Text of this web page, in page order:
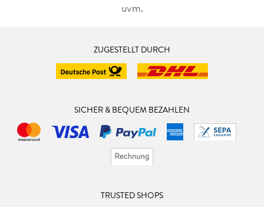
uvm.
ZUGESTELLT DURCH
SICHER & BEQUEM BEZAHLEN
TRUSTED SHOPS